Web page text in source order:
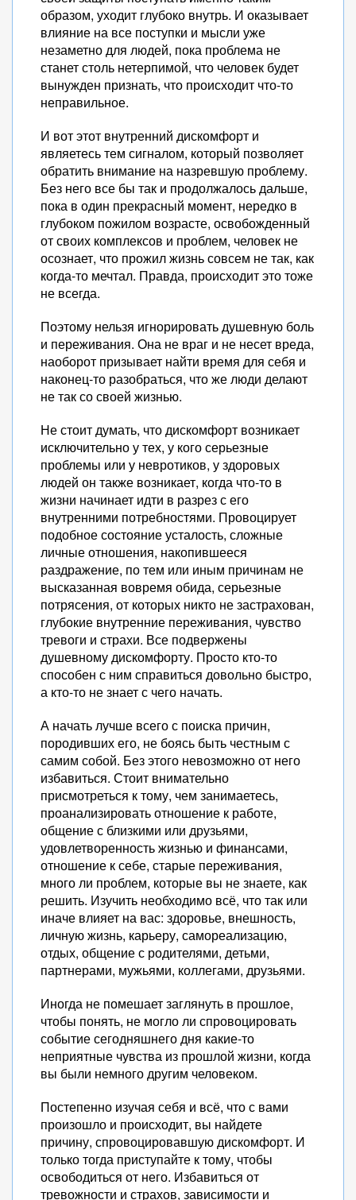
образом, уходит глубоко внутрь. И оказывает
влияние на все поступки и мысли уже
незаметно для людей, пока проблема не
станет столь нетерпимой, что человек будет
вынужден признать, что происходит что-то
неправильное.
И вот этот внутренний дискомфорт и
являетесь тем сигналом, который позволяет
обратить внимание на назревшую проблему.
Без него все бы так и продолжалось дальше,
пока в один прекрасный момент, нередко в
глубоком пожилом возрасте, освобожденный
от своих комплексов и проблем, человек не
осознает, что прожил жизнь совсем не так, как
когда-то мечтал. Правда, происходит это тоже
не всегда.
Поэтому нельзя игнорировать душевную боль
и переживания. Она не враг и не несет вреда,
наоборот призывает найти время для себя и
наконец-то разобраться, что же люди делают
не так со своей жизнью.
Не стоит думать, что дискомфорт возникает
исключительно у тех, у кого серьезные
проблемы или у невротиков, у здоровых
людей он также возникает, когда что-то в
жизни начинает идти в разрез с его
внутренними потребностями. Провоцирует
подобное состояние усталость, сложные
личные отношения, накопившееся
раздражение, по тем или иным причинам не
высказанная вовремя обида, серьезные
потрясения, от которых никто не застрахован,
глубокие внутренние переживания, чувство
тревоги и страхи. Все подвержены
душевному дискомфорту. Просто кто-то
способен с ним справиться довольно быстро,
а кто-то не знает с чего начать.
А начать лучше всего с поиска причин,
породивших его, не боясь быть честным с
самим собой. Без этого невозможно от него
избавиться. Стоит внимательно
присмотреться к тому, чем занимаетесь,
проанализировать отношение к работе,
общение с близкими или друзьями,
удовлетворенность жизнью и финансами,
отношение к себе, старые переживания,
много ли проблем, которые вы не знаете, как
решить. Изучить необходимо всё, что так или
иначе влияет на вас: здоровье, внешность,
личную жизнь, карьеру, самореализацию,
отдых, общение с родителями, детьми,
партнерами, мужьями, коллегами, друзьями.
Иногда не помешает заглянуть в прошлое,
чтобы понять, не могло ли спровоцировать
событие сегодняшнего дня какие-то
неприятные чувства из прошлой жизни, когда
вы были немного другим человеком.
Постепенно изучая себя и всё, что с вами
произошло и происходит, вы найдете
причину, спровоцировавшую дискомфорт. И
только тогда приступайте к тому, чтобы
освободиться от него. Избавиться от
тревожности и страхов, зависимости и